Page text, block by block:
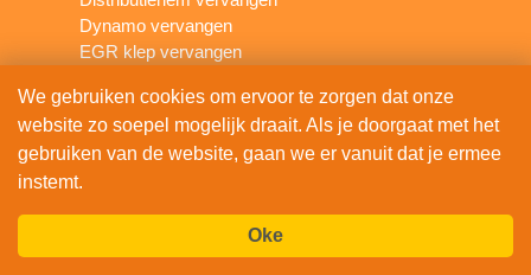
Dynamo vervangen
EGR klep vervangen
Katalysator vervangen
Kleine beurt auto
Koplampen polijsten
Koppakking vervangen
Lambdasonde vervangen
We gebruiken cookies om ervoor te zorgen dat onze
website zo soepel mogelijk draait. Als je doorgaat met het
gebruiken van de website, gaan we er vanuit dat je ermee
instemt.
Oke